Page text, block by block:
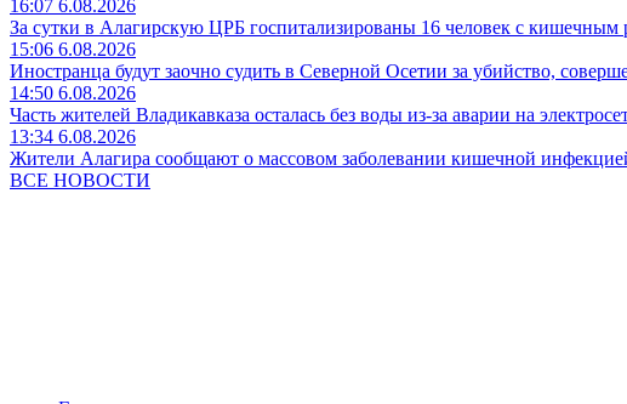
16:07 6.08.2026
За сутки в Алагирскую ЦРБ госпитализированы 16 человек с кишечным
15:06 6.08.2026
Иностранца будут заочно судить в Северной Осетии за убийство,
14:50 6.08.2026
Часть жителей Владикавказа осталась без воды из-за аварии на
13:34 6.08.2026
Жители Алагира сообщают о массовом заболевании кишечной
ВСЕ НОВОСТИ